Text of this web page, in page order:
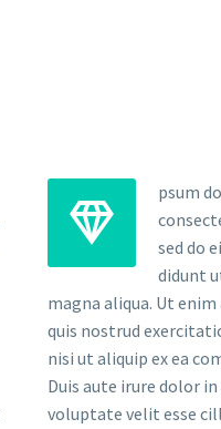


psum
sed do
didunt
magna aliqua. Ut
quis nostrud
nisi ut aliquip ex ea
Duis aute irure dolor
voluptate velit esse